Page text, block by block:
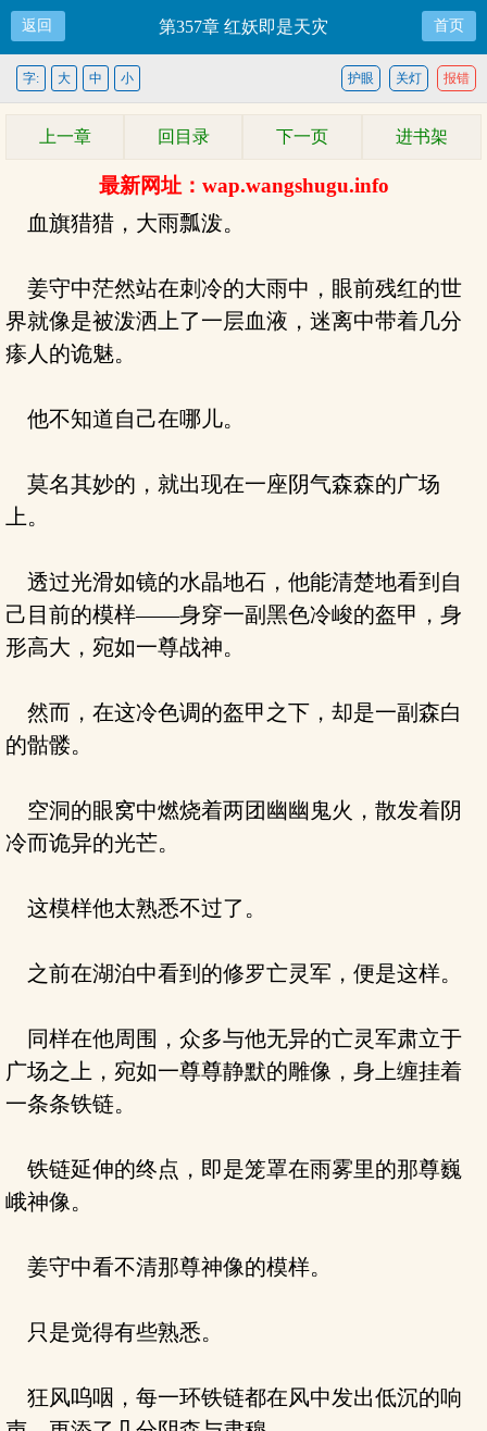
返回 第357章 红妖即是天灾 首页
报错
关灯
护眼
字: 大 中 小
上一章 回目录 下一页 进书架
最新网址：wap.wangshugu.info
血旗猎猎，大雨瓢泼。
姜守中茫然站在刺冷的大雨中，眼前残红的世
界就像是被泼洒上了一层血液，迷离中带着几分
瘆人的诡魅。
他不知道自己在哪儿。
莫名其妙的，就出现在一座阴气森森的广场
上。
透过光滑如镜的水晶地石，他能清楚地看到自
己目前的模样——身穿一副黑色冷峻的盔甲，身
形高大，宛如一尊战神。
然而，在这冷色调的盔甲之下，却是一副森白
的骷髅。
空洞的眼窝中燃烧着两团幽幽鬼火，散发着阴
冷而诡异的光芒。
这模样他太熟悉不过了。
之前在湖泊中看到的修罗亡灵军，便是这样。
同样在他周围，众多与他无异的亡灵军肃立于
广场之上，宛如一尊尊静默的雕像，身上缠挂着
一条条铁链。
铁链延伸的终点，即是笼罩在雨雾里的那尊巍
峨神像。
姜守中看不清那尊神像的模样。
只是觉得有些熟悉。
狂风呜咽，每一环铁链都在风中发出低沉的响